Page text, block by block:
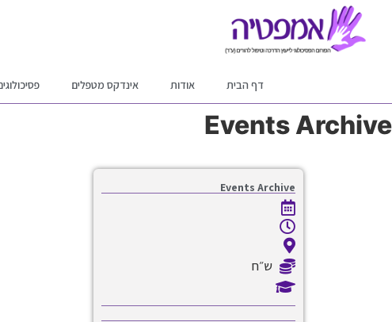
דף הבית אודות אינדקס מטפלים
Events Archive
Events Archive
ש״ח